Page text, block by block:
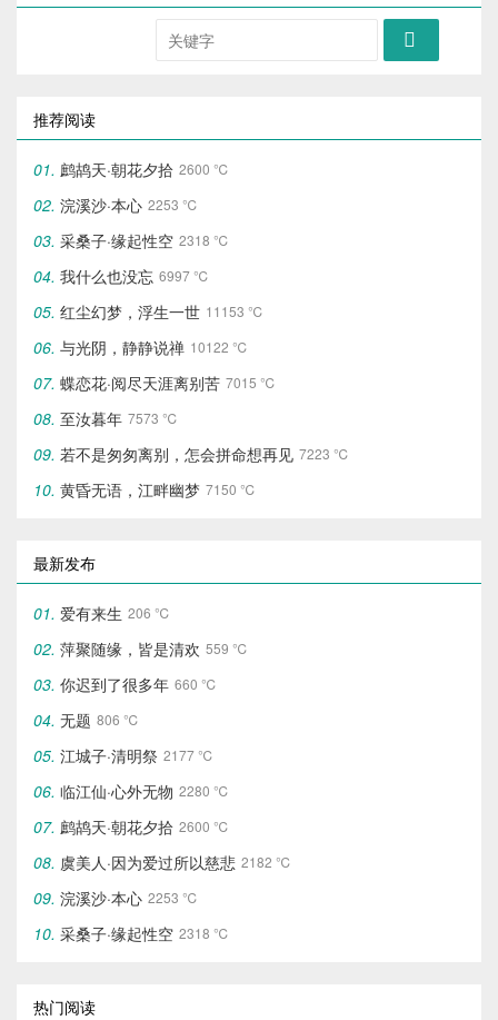

推荐阅读
鹧鸪天·朝花夕拾 2600 ℃
浣溪沙·本心 2253 ℃
采桑子·缘起性空 2318 ℃
我什么也没忘 6997 ℃
红尘幻梦，浮生一世 11153 ℃
与光阴，静静说禅 10122 ℃
蝶恋花·阅尽天涯离别苦 7015 ℃
至汝暮年 7573 ℃
若不是匆匆离别，怎会拼命想再见 7223 ℃
黄昏无语，江畔幽梦 7150 ℃
最新发布
爱有来生 206 ℃
萍聚随缘，皆是清欢 559 ℃
你迟到了很多年 660 ℃
无题 806 ℃
江城子·清明祭 2177 ℃
临江仙·心外无物‌ 2280 ℃
鹧鸪天·朝花夕拾 2600 ℃
虞美人·因为爱过所以慈悲 2182 ℃
浣溪沙·本心 2253 ℃
采桑子·缘起性空 2318 ℃
热门阅读